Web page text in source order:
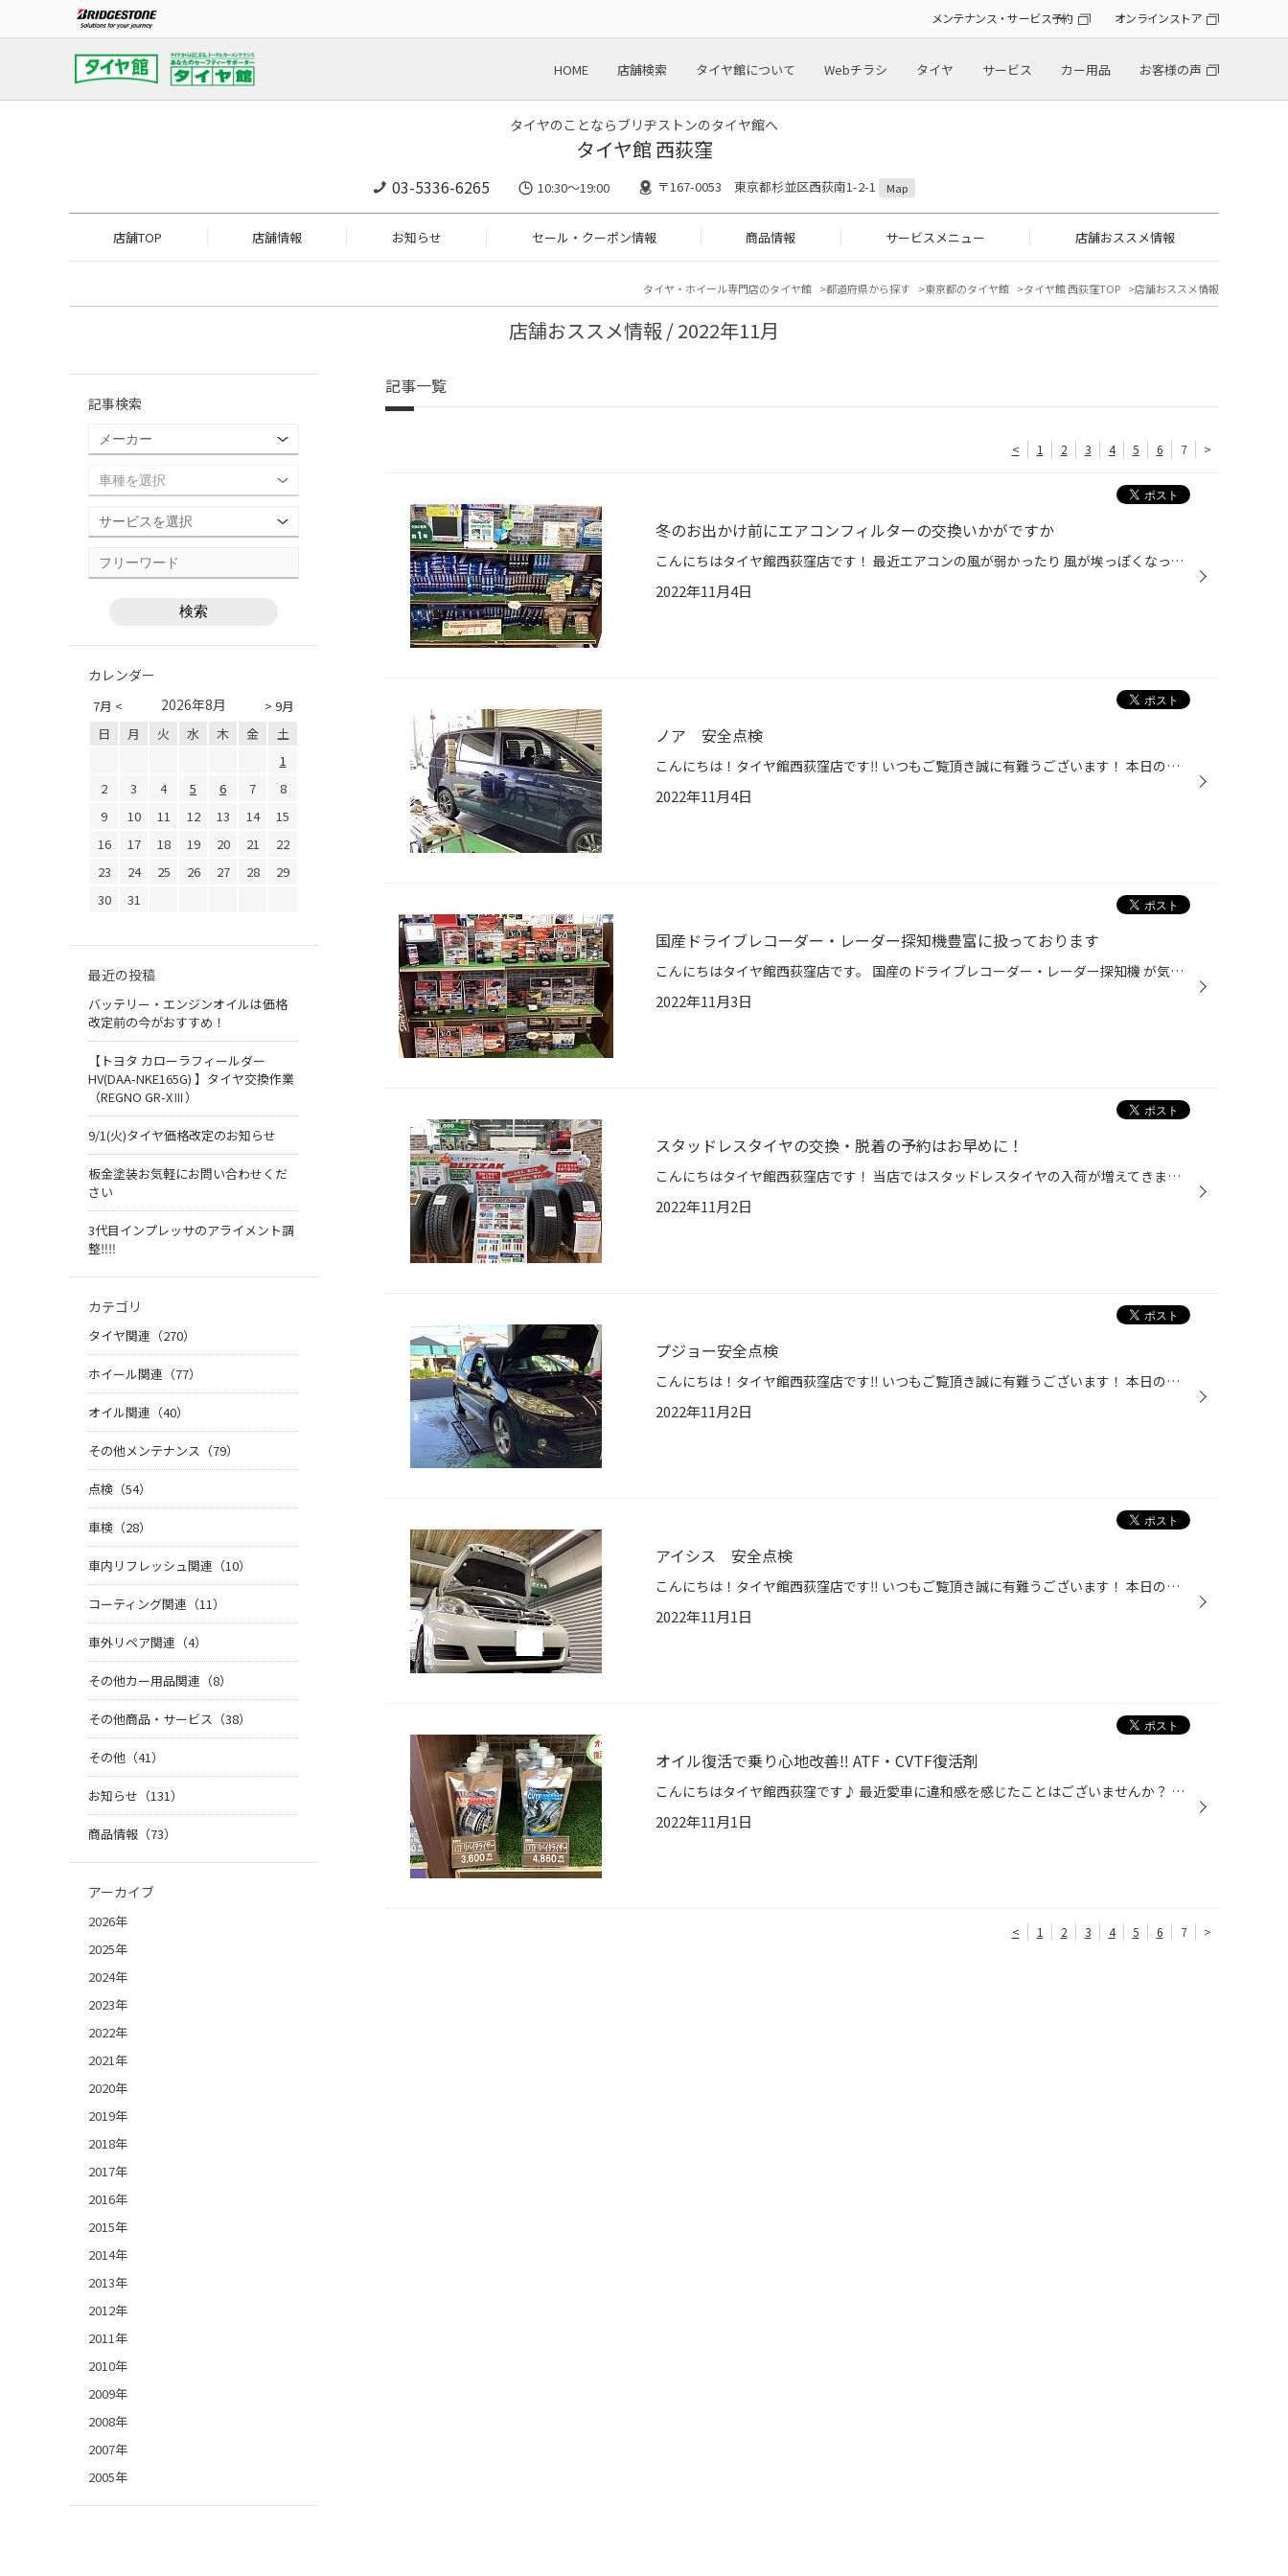
メンテナンス・サービス予約 オンラインストア
HOME 店舗検索 タイヤ館について Webチラシ タイヤ サービス カー用品 お客様の声
タイヤのことならブリヂストンのタイヤ館へ
タイヤ館 西荻窪
03-5336-6265 10:30～19:00 〒167-0053 東京都杉並区西荻南1-2-1 Map
店舗TOP 店舗情報 お知らせ セール・クーポン情報 商品情報 サービスメニュー 店舗おススメ情報
タイヤ・ホイール専門店のタイヤ館 都道府県から探す 東京都のタイヤ館 タイヤ館 西荻窪TOP 店舗おススメ情報
店舗おススメ情報 / 2022年11月
記事一覧
< 1 2 3 4 5 6 7 >
冬のお出かけ前にエアコンフィルターの交換いかがですか
こんにちはタイヤ館西荻窪店です！ 最近エアコンの風が弱かったり 風が埃っぽくなっている事を感じていませんか？ その症状はエアコンフィルターの汚れから来ています。 エアコンを使用していると外気の汚れや内気の汚れを キャッチしてフィルターの目が詰まっていきます。 目に詰まっていると汚れ...
2022年11月4日
ノア 安全点検
こんにちは！タイヤ館西荻窪店です‼️ いつもご覧頂き誠に有難うございます！ 本日の作業内容をご紹介致します♪ 車種:ノア 作業内容:安全点検 当店では無料の安全点検を行っております‼︎ お気軽にお越しください！ 最後はタイヤワックスとホイール清掃をし、ピカピカに仕上げました！ 本日はご来店あ...
2022年11月4日
国産ドライブレコーダー・レーダー探知機豊富に扱っております
こんにちはタイヤ館西荻窪店です。 国産のドライブレコーダー・レーダー探知機 が気になっている方はいますか？ 当店では最新のユピテル・コムテックの ドライブレコーダー、レーダー探知機を 取り扱い・取り付けを行なっております。 当店ではその他のGTパーツの取り扱いをしております。 お気軽に...
2022年11月3日
スタッドレスタイヤの交換・脱着の予約はお早めに！
こんにちはタイヤ館西荻窪店です！ 当店ではスタッドレスタイヤの入荷が増えてきました。 皆さんはスタッドレスタイヤの準備をしていますか？ 当店では12月の予約が取りづらい状況になり、 取り付けは年明けになってしまう事があります。 ですが当店では2ヶ月先まで予約が取れますので お早めに予約...
2022年11月2日
プジョー安全点検
こんにちは！タイヤ館西荻窪店です‼️ いつもご覧頂き誠に有難うございます！ 本日の作業内容をご紹介致します♪ 車種:プジョー308 作業内容:安全点検 当店では無料の安全点検を行っております♪ いつでもお越しください！ 最後はタイヤワックスとホイール清掃をし、ピカピカに仕上げました！ 本日はご...
2022年11月2日
アイシス 安全点検
こんにちは！タイヤ館西荻窪店です‼️ いつもご覧頂き誠に有難うございます！ 本日の作業内容をご紹介致します♪ 車種:アイシス 作業内容:安全点検 当店では無料の安全点検を行っております‼︎ タイヤ空気圧の他にバッテリーの電圧、エアコンフィルター、オイルの汚れ具合などを無料でチェックしており...
2022年11月1日
オイル復活で乗り心地改善‼︎ ATF・CVTF復活剤
こんにちはタイヤ館西荻窪です♪ 最近愛車に違和感を感じたことはございませんか？ ・エンジンのパワーが落ちてきた ・軽くアクセルを踏んでも衝撃がくる ・変速時に衝撃がくる ・エンジンブレーキの効きが弱い などの症状気になったことはありませんか？ そういった症状にはATF・CVTF交換をオススメ...
2022年11月1日
< 1 2 3 4 5 6 7 >
記事検索
カレンダー
7月 < > 9月
2026年8月
日 月 火 水 木 金
土
1
2
3 4 5 6 7
8
9
10 11 12 13 14
15
16
17 18 19 20 21
22
23
24 25 26 27 28
29
30
31
最近の投稿
バッテリー・エンジンオイルは価格
改定前の今がおすすめ！
【トヨタ カローラフィールダー
HV(DAA-NKE165G) 】タイヤ交換作業
（REGNO GR-XⅢ）
9/1(火)タイヤ価格改定のお知らせ
板金塗装お気軽にお問い合わせくだ
さい
3代目インプレッサのアライメント調
整‼︎‼︎
カテゴリ
タイヤ関連（270）
ホイール関連（77）
オイル関連（40）
その他メンテナンス（79）
点検（54）
車検（28）
車内リフレッシュ関連（10）
コーティング関連（11）
車外リペア関連（4）
その他カー用品関連（8）
その他商品・サービス（38）
その他（41）
お知らせ（131）
商品情報（73）
アーカイブ
2026年
2025年
2024年
2023年
2022年
2021年
2020年
2019年
2018年
2017年
2016年
2015年
2014年
2013年
2012年
2011年
2010年
2009年
2008年
2007年
2005年